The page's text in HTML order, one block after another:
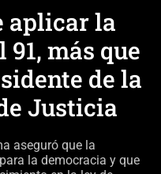
aplicar la
más que
de la
Justicia
aseguró que la
la democracia y que